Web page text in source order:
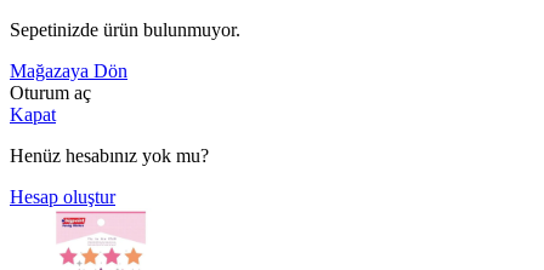
Sepetinizde ürün bulunmuyor.
Mağazaya Dön
Oturum aç
Kapat
Henüz hesabınız yok mu?
Hesap oluştur